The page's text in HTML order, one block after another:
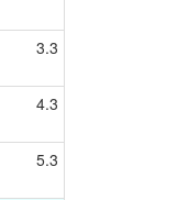
3.3
4.3
5.3